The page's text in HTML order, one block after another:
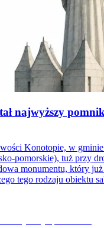
najwyższy
Konotopie, w
pomorskie), tuż przy
monumentu, który
tego rodzaju obiektu